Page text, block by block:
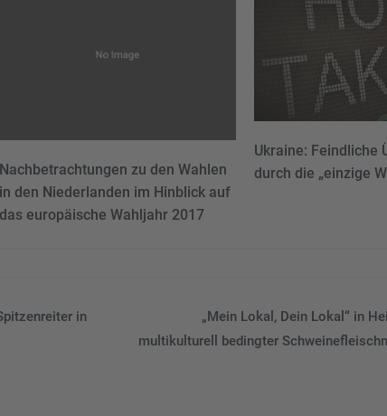
Nachbetrachtungen zu den Wahlen
in den Niederlanden im Hinblick auf
das europäische Wahljahr 2017
Ukraine: Feindliche
durch die „einzige
in
„Mein Lokal, Dein Lokal“ in
multikulturell bedingter